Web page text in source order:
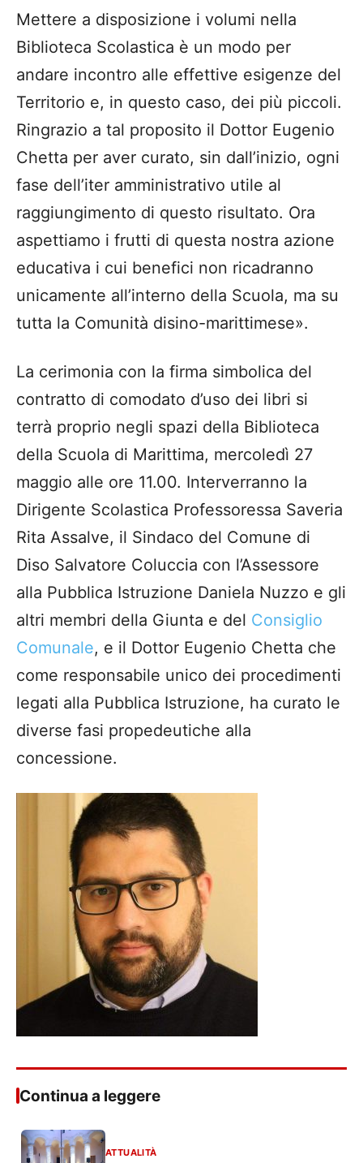
Mettere a disposizione i volumi nella
Biblioteca Scolastica è un modo per
andare incontro alle effettive esigenze del
Territorio e, in questo caso, dei più piccoli.
Ringrazio a tal proposito il Dottor Eugenio
Chetta per aver curato, sin dall’inizio, ogni
fase dell’iter amministrativo utile al
raggiungimento di questo risultato. Ora
aspettiamo i frutti di questa nostra azione
educativa i cui benefici non ricadranno
unicamente all’interno della Scuola, ma su
tutta la Comunità disino-marittimese».
La cerimonia con la firma simbolica del
contratto di comodato d’uso dei libri si
terrà proprio negli spazi della Biblioteca
della Scuola di Marittima, mercoledì 27
maggio alle ore 11.00. Interverranno la
Dirigente Scolastica Professoressa Saveria
Rita Assalve, il Sindaco del Comune di
Diso Salvatore Coluccia con l’Assessore
alla Pubblica Istruzione Daniela Nuzzo e gli
altri membri della Giunta e del Consiglio
Comunale, e il Dottor Eugenio Chetta che
come responsabile unico dei procedimenti
legati alla Pubblica Istruzione, ha curato le
diverse fasi propedeutiche alla
concessione.
Continua a leggere
ATTUALITÀ